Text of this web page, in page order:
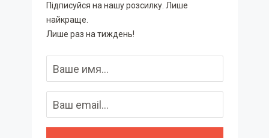
Підписуйся на нашу розсилку. Лише
найкраще.
Лише раз на тиждень!